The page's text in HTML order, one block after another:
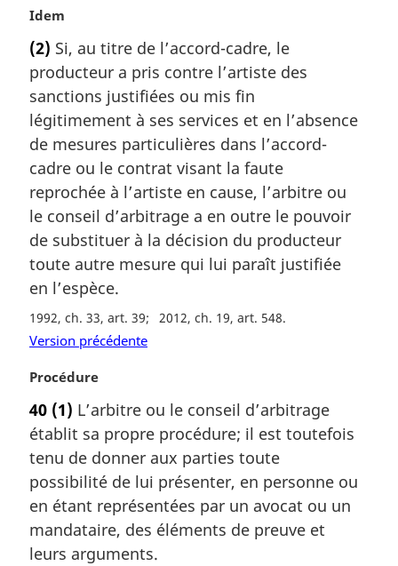
g
n
a
e
:
N
t
e
m
a
g
i
n
a
e
:
Idem
(2) Si, au titre de l’accord-cadre, le
producteur a pris contre l’artiste des
sanctions justifiées ou mis fin
légitimement à ses services et en l’absence
de mesures particulières dans l’accord-
cadre ou le contrat visant la faute
reprochée à l’artiste en cause, l’arbitre ou
le conseil d’arbitrage a en outre le pouvoir
de substituer à la décision du producteur
toute autre mesure qui lui paraît justifiée
en l’espèce.
1992, ch. 33, art. 39 2012, ch. 19, art. 548
Version précédente
N
t
e
m
a
r
g
i
n
Procédure
40 (1) L’arbitre ou le conseil d’arbitrage
établit sa propre procédure; il est toutefois
tenu de donner aux parties toute
possibilité de lui présenter, en personne ou
en étant représentées par un avocat ou un
mandataire, des éléments de preuve et
leurs arguments.